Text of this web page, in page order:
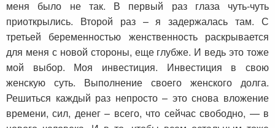
меня было не так. В первый раз глаза чуть-чуть
приоткрылись. Второй раз – я задержалась там. С
третьей беременностью женственность раскрывается
для меня с новой стороны, еще глубже. И ведь это тоже
мой выбор. Моя инвестиция. Инвестиция в свою
женскую суть. Выполнение своего женского долга.
Решиться каждый раз непросто – это снова вложение
времени, сил, денег – всего, что сейчас свободно, — в